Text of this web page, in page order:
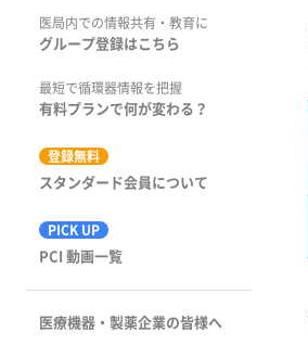
動画コンテンツ
市場トピックス
医局内での情報共有・教育に
グループ登録はこちら
最短で循環器情報を把握
有料プランで何が変わる？
登録無料
スタンダード会員について
PICK UP
PCI 動画一覧
医療機器・製薬企業の皆様へ